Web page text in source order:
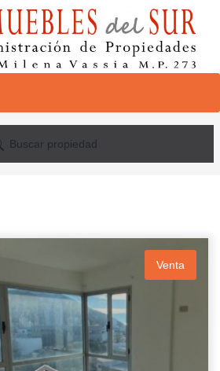
Buscar propiedad
Venta